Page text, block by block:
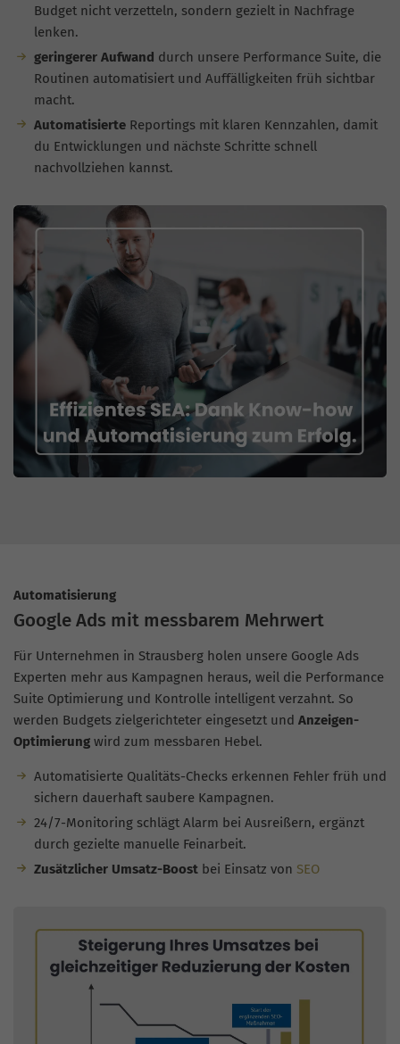
Budget nicht verzetteln, sondern gezielt in Nachfrage
lenken.
geringerer Aufwand durch unsere Performance Suite, die
Routinen automatisiert und Auffälligkeiten früh sichtbar
macht.
AutomatisierteReportings mit klaren Kennzahlen, damit
du Entwicklungen und nächste Schritte schnell
nachvollziehen kannst.
Automatisierung
Google Ads mit messbarem Mehrwert
Für Unternehmen in Strausberg holen unsere Google Ads
Experten mehr aus Kampagnen heraus, weil die Performance
Suite Optimierung und Kontrolle intelligent verzahnt. So
werden Budgets zielgerichteter eingesetzt und Anzeigen-
Optimierung wird zum messbaren Hebel.
Automatisierte Qualitäts-Checks erkennen Fehler früh und
sichern dauerhaft saubere Kampagnen.
24/7-Monitoring schlägt Alarm bei Ausreißern, ergänzt
durch gezielte manuelle Feinarbeit.
Zusätzlicher Umsatz-Boostbei Einsatz von SEO